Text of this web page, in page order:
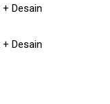
Desain
Desain